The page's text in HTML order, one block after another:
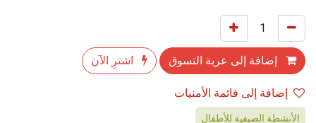
إضافة إلى عربة التسوق
اشترِ الآن
إضافة إلى قائمة الأمنيات
الأنشطة الصيفية للأطفال